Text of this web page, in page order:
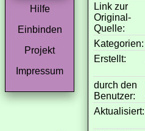
Hilfe
Einbinden
Projekt
Impressum
Link zur
Original-
Quelle:
Kategorien:
Erstellt:
durch den
Benutzer:
Aktualisiert: